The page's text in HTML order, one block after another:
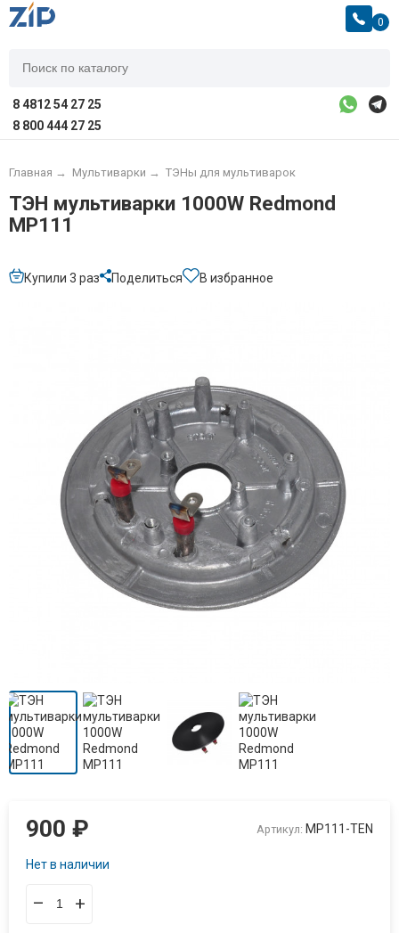
0
8 4812 54 27 25
8 800 444 27 25
Главная → Мультиварки → ТЭНы для мультиварок
ТЭН мультиварки 1000W Redmond
MP111
Купили 3 раз Поделиться В избранное
900₽ Артикул: MP111-TEN
Нет в наличии
– +